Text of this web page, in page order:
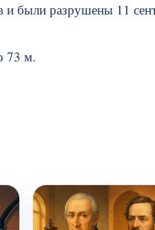
и были разрушены 11
73 м.